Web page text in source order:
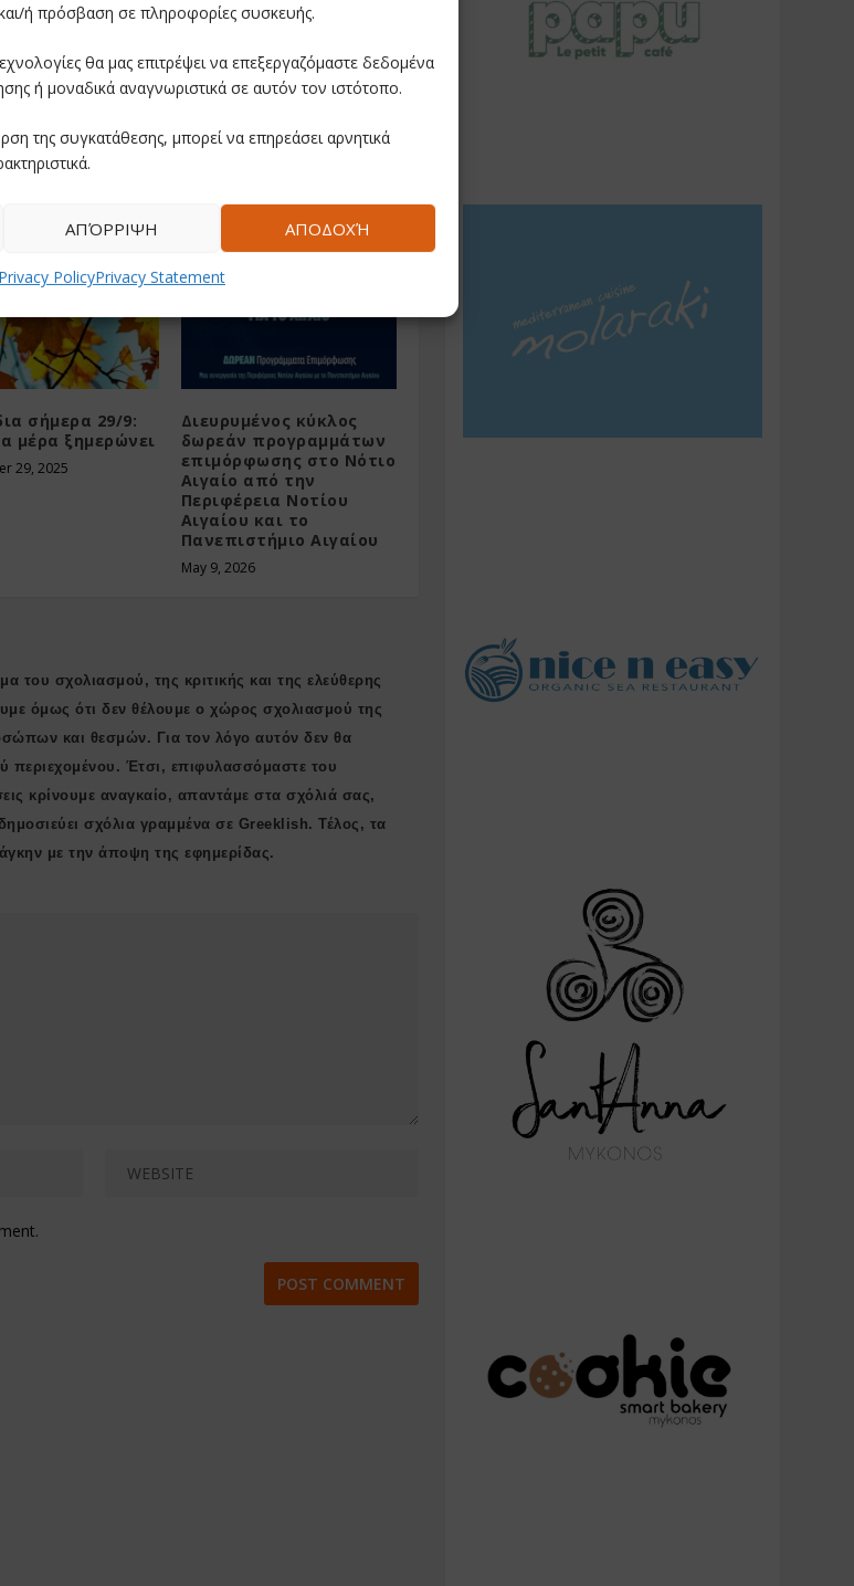
ή πρόσβαση σε πληροφορίες συσκευής.
θα μας επιτρέψει να επεξεργαζόμαστε δεδομένα
ή μοναδικά αναγνωριστικά σε αυτόν τον ιστότοπο.
της συγκατάθεσης, μπορεί να επηρεάσει αρνητικά
ΑΠΟΔΟΧΉ
ΑΠΌΡΡΙΨΗ
Privacy PolicyPrivacy Statement
NEXT
Πανελλήνιο Ζίου Ζίτσου: Θριαμβευτική πρεμιέρα για την
ομάδα του Γιάννη Μπλούτη
σήμερα 29/9:
μέρα ξημερώνει
29, 2025
Διευρυμένος κύκλος
δωρεάν προγραμμάτων
επιμόρφωσης στο Νότιο
Αιγαίο από την
Περιφέρεια Νοτίου
Αιγαίου και το
Πανεπιστήμιο Αιγαίου
May 9, 2026
του σχολιασμού, της κριτικής και της ελεύθερης
όμως ότι δεν θέλουμε ο χώρος σχολιασμού της
και θεσμών. Για τον λόγο αυτόν δεν θα
περιεχομένου. Έτσι, επιφυλασσόμαστε του
κρίνουμε αναγκαίο, απαντάμε στα σχόλιά σας,
σχόλια γραμμένα σε Greeklish. Τέλος, τα
με την άποψη της εφημερίδας.